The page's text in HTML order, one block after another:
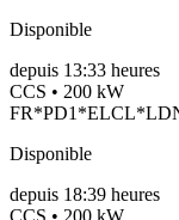
Disponible
depuis 13:33 heures
CCS • 200 kW
Disponible
depuis 18:39 heures
CCS • 200 kW